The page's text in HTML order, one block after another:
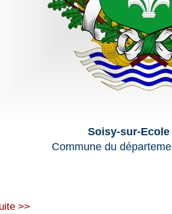
Soisy-sur-Ecole
Commune du
>>